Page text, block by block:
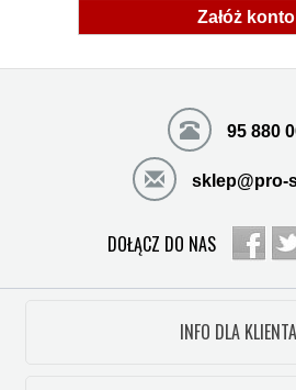
Załóż konto
95 880
sklep@pro-
DOŁĄCZ DO NAS
INFO DLA KLIENTA